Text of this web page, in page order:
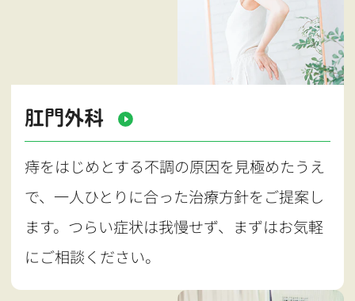
肛門外科
痔をはじめとする不調の原因を見極めたうえ
で、一人ひとりに合った治療方針をご提案し
ます。つらい症状は我慢せず、まずはお気軽
にご相談ください。